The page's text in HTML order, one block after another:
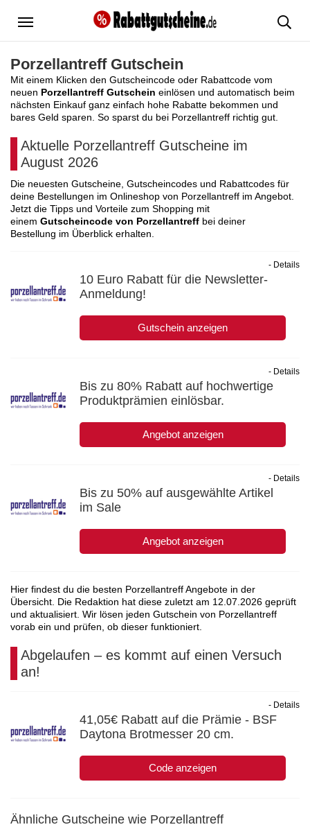
Menü
Porzellantreff Gutschein
Mit einem Klicken den Gutscheincode oder Rabattcode vom
neuen Porzellantreff Gutschein einlösen und automatisch beim
nächsten Einkauf ganz einfach hohe Rabatte bekommen und
bares Geld sparen. So sparst du bei Porzellantreff richtig gut.
Aktuelle Porzellantreff Gutscheine im
August 2026
Die neuesten Gutscheine, Gutscheincodes und Rabattcodes für
deine Bestellungen im Onlineshop von Porzellantreff im Angebot.
Jetzt die Tipps und Vorteile zum Shopping mit
einem Gutscheincode von Porzellantreff bei deiner
Bestellung im Überblick erhalten.
10 Euro Rabatt für die Newsletter-
Anmeldung!
Gutschein anzeigen
- Details
Bis zu 80% Rabatt auf hochwertige
Produktprämien einlösbar.
Angebot anzeigen
- Details
Bis zu 50% auf ausgewählte Artikel
im Sale
Angebot anzeigen
- Details
Hier findest du die besten Porzellantreff Angebote in der
Übersicht. Die Redaktion hat diese zuletzt am 12.07.2026 geprüft
und aktualisiert. Wir lösen jeden Gutschein von Porzellantreff
vorab ein und prüfen, ob dieser funktioniert.
Abgelaufen – es kommt auf einen Versuch
an!
41,05€ Rabatt auf die Prämie - BSF
Daytona Brotmesser 20 cm.
Code anzeigen
- Details
Ähnliche Gutscheine wie Porzellantreff